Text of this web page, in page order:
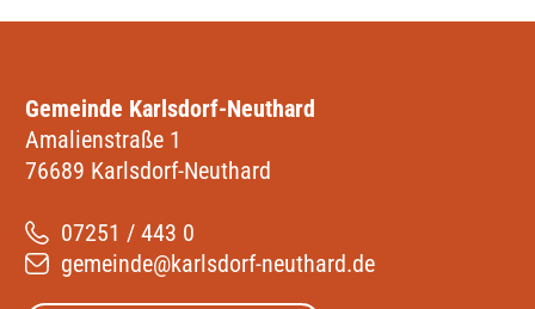
Gemeinde Karlsdorf-Neuthard
Amalienstraße 1
76689 Karlsdorf-Neuthard
07251 / 443 0
gemeinde@karlsdorf-neuthard.de